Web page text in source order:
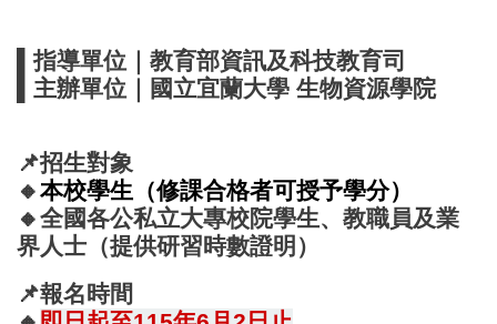
▌指導單位｜教育部資訊及科技教育司
▌主辦單位｜國立宜蘭大學 生物資源學院
📌招生對象
🔸本校學生（修課合格者可授予學分）
🔸全國各公私立大專校院學生、教職員及業
界人士（提供研習時數證明）
📌報名時間